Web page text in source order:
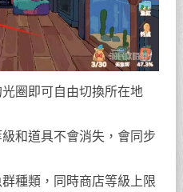
圈即可自由切換所在地
和道具不會消失，會同步
種類，同時商店等級上限